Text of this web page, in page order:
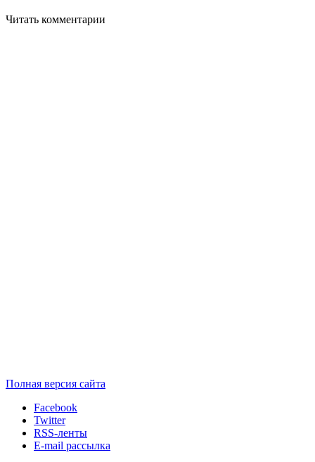
Читать комментарии
Полная версия сайта
Facebook
Twitter
RSS-ленты
E-mail рассылка